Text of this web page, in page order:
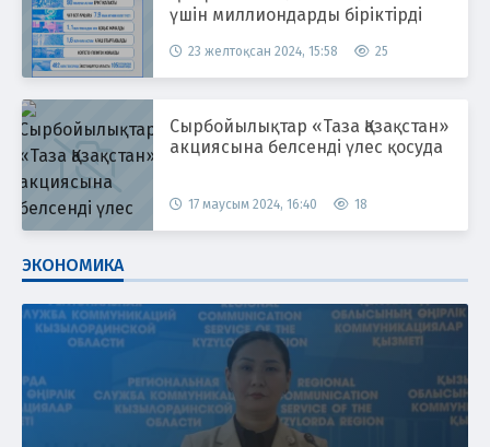
үшін миллиондарды біріктірді
23 желтоқсан 2024, 15:58 25
Сырбойылықтар «Таза Қазақстан»
акциясына белсенді үлес қосуда
17 маусым 2024, 16:40 18
ЭКОНОМИКА